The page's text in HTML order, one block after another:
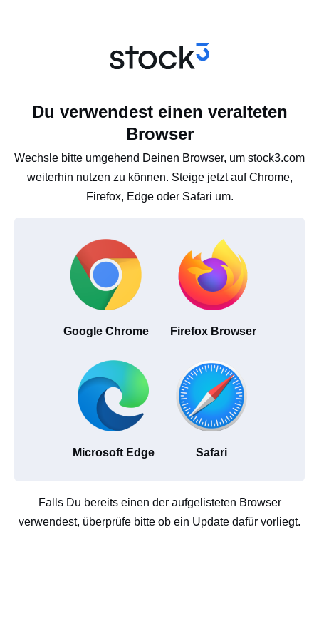
Du verwendest einen veralteten
Browser
Wechsle bitte umgehend Deinen Browser, um stock3.com
weiterhin nutzen zu können. Steige jetzt auf Chrome,
Firefox, Edge oder Safari um.
Google Chrome Firefox Browser
Microsoft Edge Safari
Falls Du bereits einen der aufgelisteten Browser
verwendest, überprüfe bitte ob ein Update dafür vorliegt.